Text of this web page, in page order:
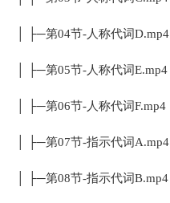
│ ├─第04节-人称代词D.mp4
│ ├─第05节-人称代词E.mp4
│ ├─第06节-人称代词F.mp4
│ ├─第07节-指示代词A.mp4
│ ├─第08节-指示代词B.mp4